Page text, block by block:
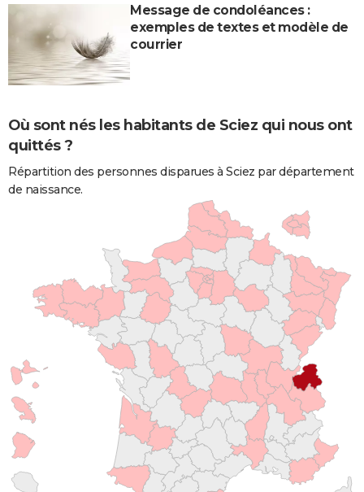
Message de condoléances :
exemples de textes et modèle de
courrier
Où sont nés les habitants de Sciez qui nous ont
quittés ?
Répartition des personnes disparues à Sciez par département
de naissance.